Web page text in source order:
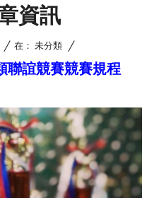
資訊
/ 在：未分類 /
聯誼競賽競賽規程